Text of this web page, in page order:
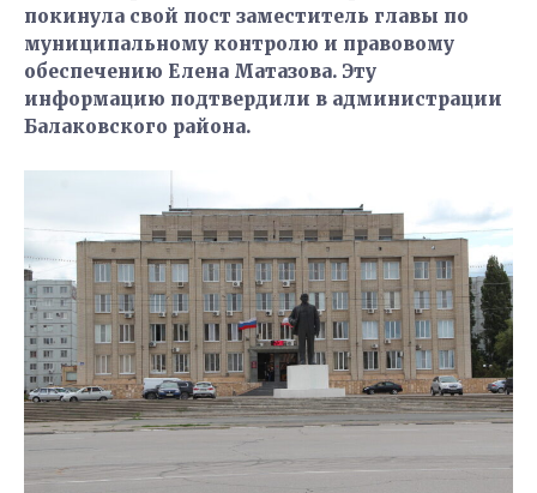
покинула свой пост заместитель главы по
муниципальному контролю и правовому
обеспечению Елена Матазова. Эту
информацию подтвердили в администрации
Балаковского района.